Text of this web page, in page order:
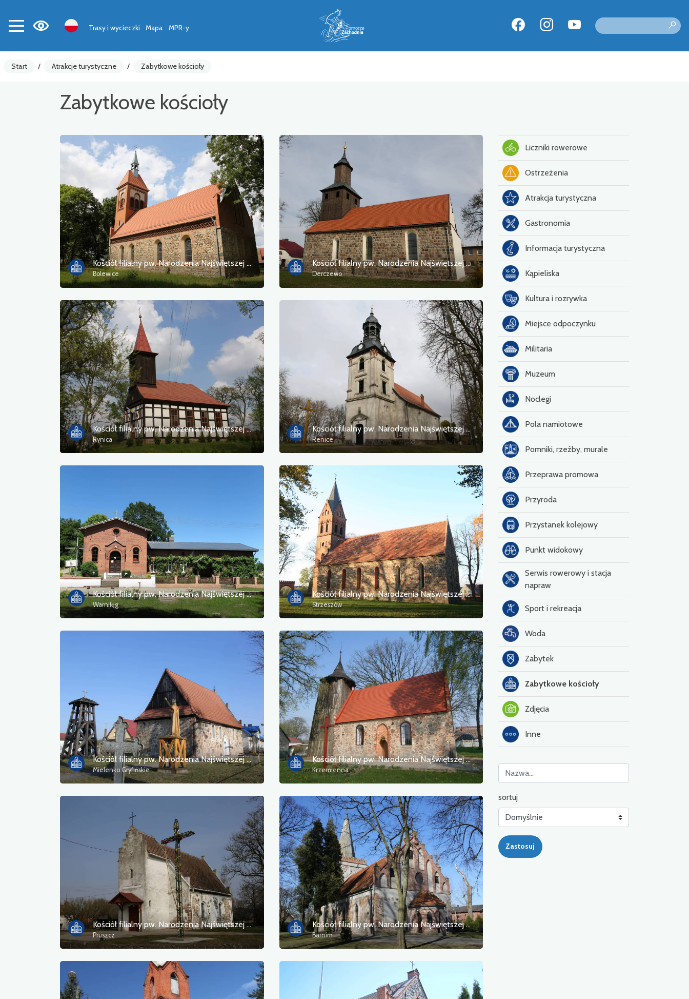
Trasy i wycieczki Mapa MPR-y
Start / Atrakcje turystyczne / Zabytkowe kościoły
Zabytkowe kościoły
Kościół filialny pw. Narodzenia Najświętszej Maryi Panny
Bolewice
Kościół filialny pw. Narodzenia Najświętszej Maryi Panny
Derczewo
Kościół filialny pw. Narodzenia Najświętszej Maryi Panny
Rynica
Kościół filialny pw. Narodzenia Najświętszej Maryi Panny
Renice
Kościół filialny pw. Narodzenia Najświętszej Maryi Panny
Warniłęg
Kościół filialny pw. Narodzenia Najświętszej Maryi Panny
Strzeszów
Kościół filialny pw. Narodzenia Najświętszej Maryi Panny
Mielenko Gryfińskie
Kościół filialny pw. Narodzenia Najświętszej Maryi Panny
Krzemienna
Kościół filialny pw. Narodzenia Najświętszej Maryi Panny
Pruszcz
Kościół filialny pw. Narodzenia Najświętszej Maryi Panny
Barnim
Liczniki rowerowe
Ostrzeżenia
Atrakcja turystyczna
Gastronomia
Informacja turystyczna
Kąpieliska
Kultura i rozrywka
Miejsce odpoczynku
Militaria
Muzeum
Noclegi
Pola namiotowe
Pomniki, rzeźby, murale
Przeprawa promowa
Przyroda
Przystanek kolejowy
Punkt widokowy
Serwis rowerowy i stacja
napraw
Sport i rekreacja
Woda
Zabytek
Zabytkowe kościoły
Zdjęcia
Inne
sortuj
Zastosuj